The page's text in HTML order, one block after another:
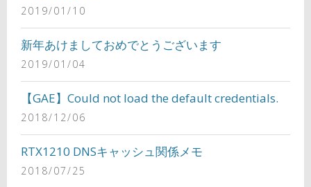
2019/01/10
新年あけましておめでとうございます
2019/01/04
【GAE】Could not load the default credentials.
2018/12/06
RTX1210 DNSキャッシュ関係メモ
2018/07/25